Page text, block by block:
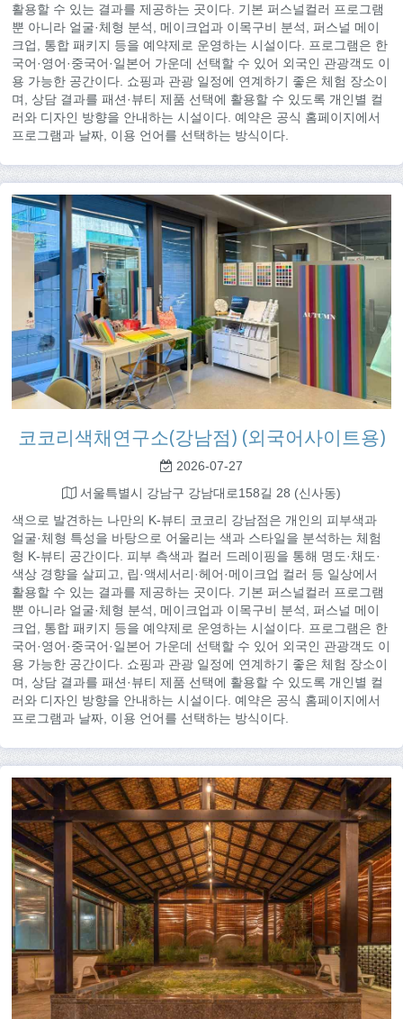
활용할 수 있는 결과를 제공하는 곳이다. 기본 퍼스널컬러 프로그램
뿐 아니라 얼굴·체형 분석, 메이크업과 이목구비 분석, 퍼스널 메이
크업, 통합 패키지 등을 예약제로 운영하는 시설이다. 프로그램은 한
국어·영어·중국어·일본어 가운데 선택할 수 있어 외국인 관광객도 이
용 가능한 공간이다. 쇼핑과 관광 일정에 연계하기 좋은 체험 장소이
며, 상담 결과를 패션·뷰티 제품 선택에 활용할 수 있도록 개인별 컬
러와 디자인 방향을 안내하는 시설이다. 예약은 공식 홈페이지에서
프로그램과 날짜, 이용 언어를 선택하는 방식이다.
코코리색채연구소(강남점) (외국어사이트용)
2026-07-27
서울특별시 강남구 강남대로158길 28 (신사동)
색으로 발견하는 나만의 K-뷰티 코코리 강남점은 개인의 피부색과
얼굴·체형 특성을 바탕으로 어울리는 색과 스타일을 분석하는 체험
형 K-뷰티 공간이다. 피부 측색과 컬러 드레이핑을 통해 명도·채도·
색상 경향을 살피고, 립·액세서리·헤어·메이크업 컬러 등 일상에서
활용할 수 있는 결과를 제공하는 곳이다. 기본 퍼스널컬러 프로그램
뿐 아니라 얼굴·체형 분석, 메이크업과 이목구비 분석, 퍼스널 메이
크업, 통합 패키지 등을 예약제로 운영하는 시설이다. 프로그램은 한
국어·영어·중국어·일본어 가운데 선택할 수 있어 외국인 관광객도 이
용 가능한 공간이다. 쇼핑과 관광 일정에 연계하기 좋은 체험 장소이
며, 상담 결과를 패션·뷰티 제품 선택에 활용할 수 있도록 개인별 컬
러와 디자인 방향을 안내하는 시설이다. 예약은 공식 홈페이지에서
프로그램과 날짜, 이용 언어를 선택하는 방식이다.